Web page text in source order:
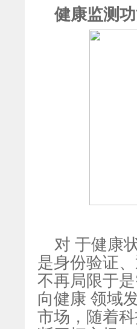
健康监测
对 于健康
是身份验证
不再局限于
向健康 领域
市场，随着